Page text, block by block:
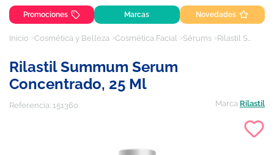
Promociones Marcas Novedades
Inicio Cosmética y Belleza Cosmética Facial Sérums Rilastil Summum Serum concentrado, 25 ml
Rilastil Summum Serum
Concentrado, 25 Ml
Referencia: 151360 Marca Rilastil